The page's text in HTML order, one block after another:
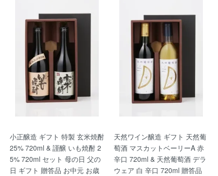
小正醸造 ギフト 特製 玄米焼酎
25% 720ml & 謹醸 いも焼酎 2
5% 720ml セット 母の日 父の
日 ギフト 贈答品 お中元 お歳
天然ワイン醸造 ギフト 天然葡
萄酒 マスカットベーリーA 赤
辛口 720ml & 天然葡萄酒 デラ
ウェア 白 辛口 720ml 贈答品